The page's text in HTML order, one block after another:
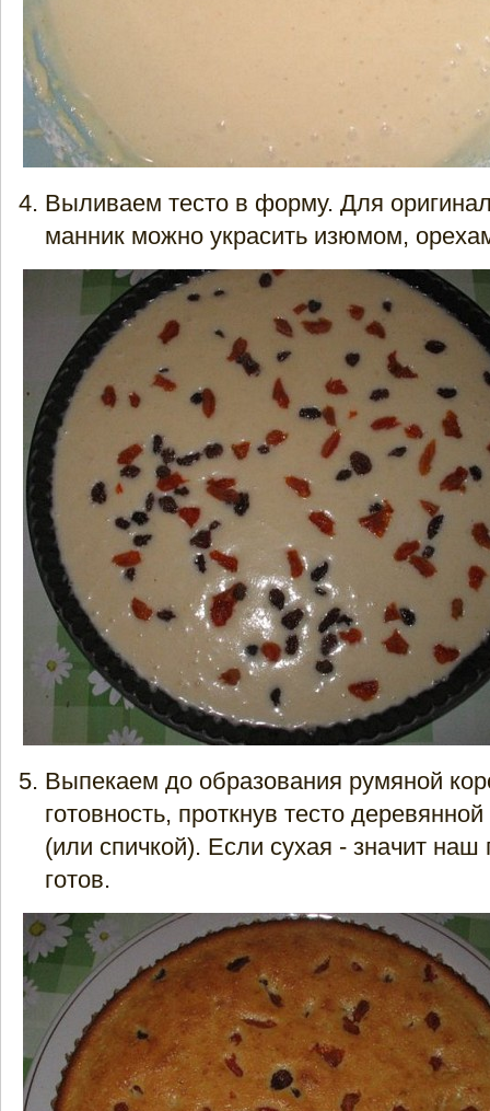
Выливаем тесто в форму. Для
манник можно украсить изюмом,
Выпекаем до образования румяной
готовность, проткнув тесто
(или спичкой). Если сухая - значит наш
готов.